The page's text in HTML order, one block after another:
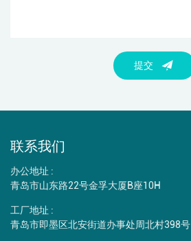
提交
联系我们
办公地址 :
青岛市山东路22号金孚大厦B座10H
工厂地址 :
青岛市即墨区北安街道办事处周北村398号